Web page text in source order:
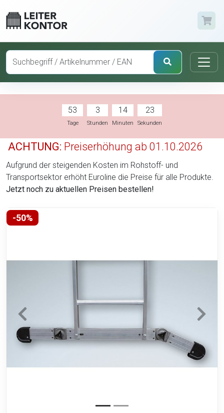
53
Tage
3
Stunden
14
Minuten
22
Sekunden
ACHTUNG: Preiserhöhung ab 01.10.2026
Aufgrund der steigenden Kosten im Rohstoff- und
Transportsektor erhöht Euroline die Preise für alle Produkte.
Jetzt noch zu aktuellen Preisen bestellen!
-50%